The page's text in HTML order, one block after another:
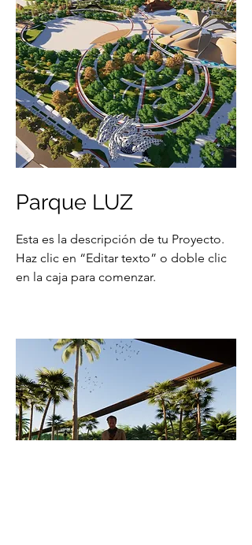
Parque LUZ
Esta es la descripción de tu Proyecto.
Haz clic en “Editar texto” o doble clic
en la caja para comenzar.